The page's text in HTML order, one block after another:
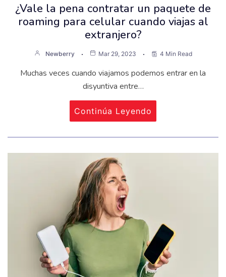
¿Vale la pena contratar un paquete de
roaming para celular cuando viajas al
extranjero?
Newberry Mar 29, 2023 4 Min Read
Muchas veces cuando viajamos podemos entrar en la
disyuntiva entre…
Continúa Leyendo